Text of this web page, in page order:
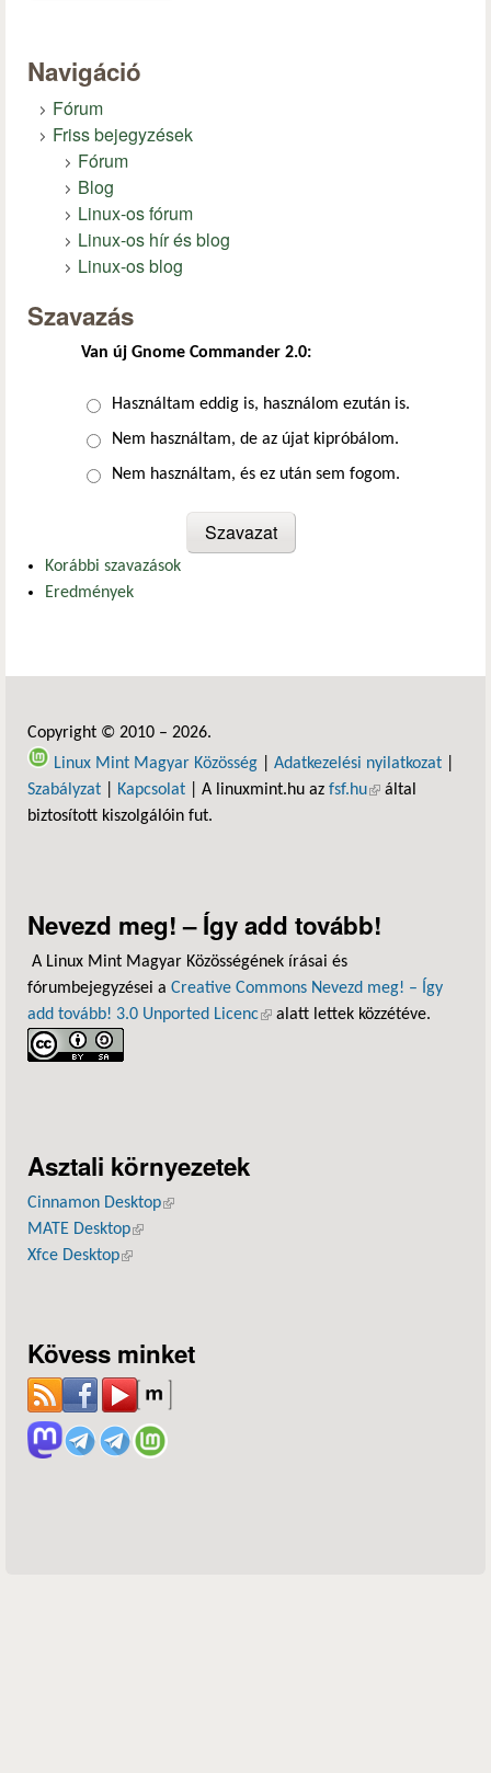
Navigáció
Fórum
Friss bejegyzések
Fórum
Blog
Linux-os fórum
Linux-os hír és blog
Linux-os blog
Szavazás
Van új Gnome Commander 2.0:
Választások
Használtam eddig is, használom ezután is.
Nem használtam, de az újat kipróbálom.
Nem használtam, és ez után sem fogom.
Korábbi szavazások
Eredmények
Copyright © 2010 – 2026.
Linux Mint Magyar Közösség
Adatkezelési nyilatkozat
Szabályzat
Kapcsolat | A linuxmint.hu az fsf.hu(külső hivatkozás)
által
biztosított kiszolgálóin fut.
Nevezd meg! – Így add tovább!
A Linux Mint Magyar Közösségének írásai és
fórumbejegyzései a Creative Commons Nevezd meg! – Így
add tovább! 3.0 Unported Licenc(külső hivatkozás)
alatt lettek közzétéve.
Asztali környezetek
Cinnamon Desktop(külső hivatkozás)
MATE Desktop(külső hivatkozás)
Xfce Desktop(külső hivatkozás)
Kövess minket